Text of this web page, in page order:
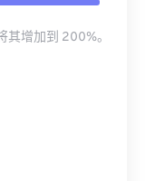
其增加到 200%。